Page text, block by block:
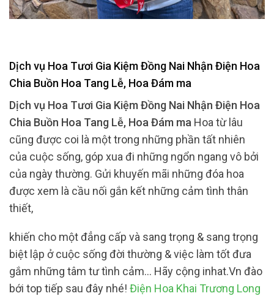
Dịch vụ Hoa Tươi Gia Kiệm Đồng Nai Nhận Điện Hoa
Chia Buồn Hoa Tang Lễ, Hoa Đám ma
Dịch vụ Hoa Tươi Gia Kiệm Đồng Nai Nhận Điện Hoa
Chia Buồn Hoa Tang Lễ, Hoa Đám ma Hoa từ lâu
cũng được coi là một trong những phần tất nhiên
của cuộc sống, góp xua đi những ngổn ngang vô bởi
của ngày thường. Gửi khuyến mãi những đóa hoa
được xem là cầu nối gắn kết những cảm tình thân
thiết,
khiến cho một đẳng cấp và sang trọng & sang trọng
biệt lập ở cuộc sống đời thường & việc làm tốt đưa
gắm những tâm tư tình cảm… Hãy cộng inhat.Vn đào
bới top tiếp sau đây nhé! Điện Hoa Khai Trương Long